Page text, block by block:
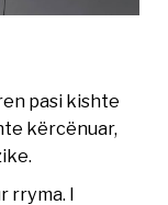
pasi kishte
kërcënuar,
rryma. I